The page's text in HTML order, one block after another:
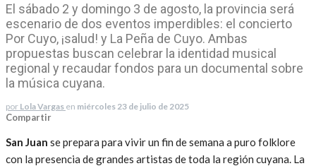
El sábado 2 y domingo 3 de agosto, la provincia será
escenario de dos eventos imperdibles: el concierto
Por Cuyo, ¡salud! y La Peña de Cuyo. Ambas
propuestas buscan celebrar la identidad musical
regional y recaudar fondos para un documental sobre
la música cuyana.
por Lola Vargas en miércoles 23 de julio de 2025
Compartir
San Juan se prepara para vivir un fin de semana a puro folklore
con la presencia de grandes artistas de toda la región cuyana. La